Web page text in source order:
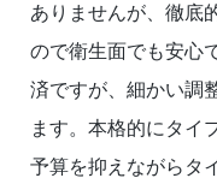
ありませんが、徹底
ので衛生面でも安心
済ですが、細かい調
ます。本格的にタイ
予算を抑えながらタ